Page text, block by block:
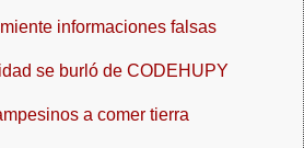
informaciones falsas
se burló de CODEHUPY
a comer tierra